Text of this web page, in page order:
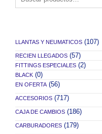
LLANTAS Y NEUMATICOS (107)
RECIEN LLEGADOS (57)
FITTINGS ESPECIALES (2)
BLACK (0)
EN OFERTA (56)
ACCESORIOS (717)
CAJA DE CAMBIOS (186)
CARBURADORES (179)